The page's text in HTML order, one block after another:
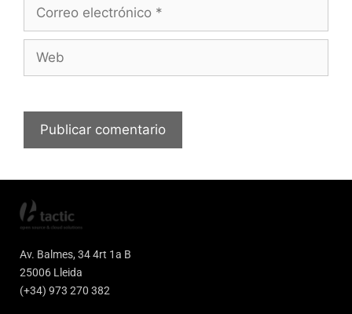
Av. Balmes, 34 4rt 1a B
25006 Lleida
(+34) 973 270 382